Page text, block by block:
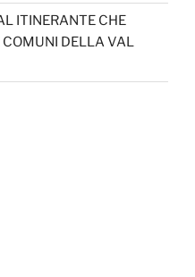
ITINERANTE CHE
DELLA VAL